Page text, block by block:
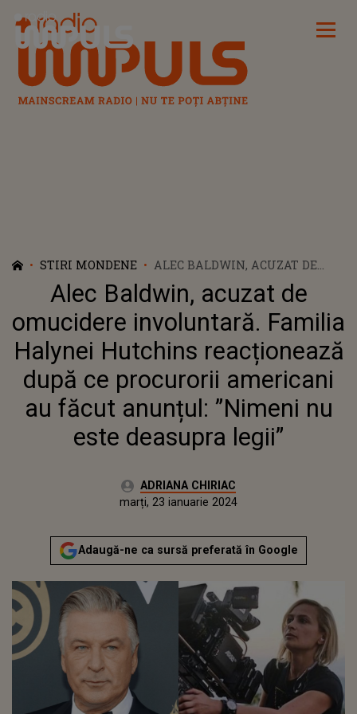
Radio Impuls
STIRI MONDENE
ALEC BALDWIN, ACUZAT DE
OMUCIDERE INVOLUNTARĂ.
FAMILIA HALYNEI HUTCHINS
REACȚIONEAZĂ DUPĂ CE
PROCURORII AMERICANI AU
FĂCUT ANUNȚUL: ”NIMENI NU
ESTE DEASUPRA LEGII”
Alec Baldwin, acuzat de
omucidere involuntară. Familia
Halynei Hutchins reacționează
după ce procurorii americani
au făcut anunțul: ”Nimeni nu
este deasupra legii”
Autor:ADRIANA CHIRIAC
Actualizat:
marți, 23 ianuarie 2024
Adaugă-ne ca sursă preferată în Google